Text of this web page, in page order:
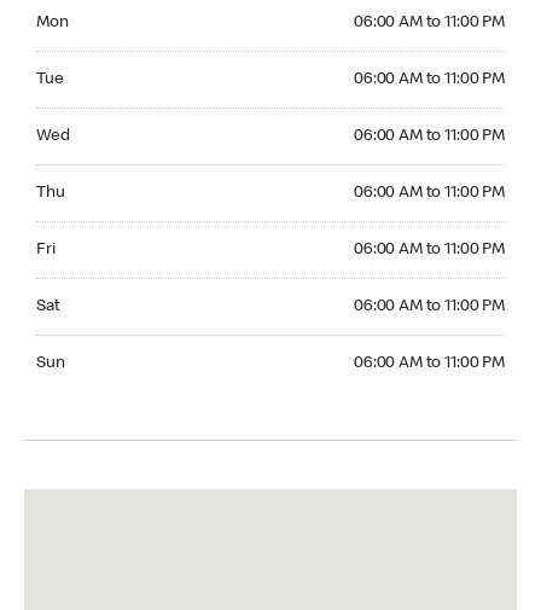
Mon 06:00 AM to 11:00 PM
Tue 06:00 AM to 11:00 PM
Wed 06:00 AM to 11:00 PM
Thu 06:00 AM to 11:00 PM
Fri 06:00 AM to 11:00 PM
Sat 06:00 AM to 11:00 PM
Sun 06:00 AM to 11:00 PM